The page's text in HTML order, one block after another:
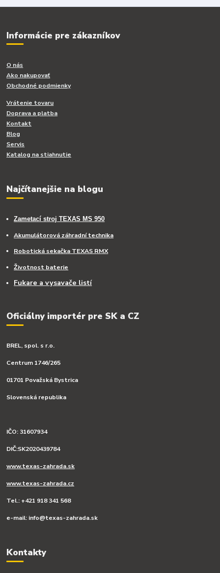
Informácie pre zákazníkov
O nás
Ako nakupovať
Obchodné podmienky
Vrátenie tovaru
Doprava a platba
Kontakt
Blog
Servis
Katalog na stiahnutie
Najčítanejšie na blogu
Zametací stroj TEXAS MS 950
Akumulátorová záhradní technika
Robotická sekačka TEXAS RMX
Životnost baterie
Fukare a vysavače listí
Oficiálny importér pre SK a CZ
BREL, spol. s r.o.
Centrum 1746/265
01701 Považská Bystrica
Slovenská republika
IČO: 31607934
DIČ:SK2020439784
www.texas-zahrada.sk
www.texas-zahrada.cz
Tel.: +421 918 341 568
e-mail: info@texas-zahrada.sk
Kontakty